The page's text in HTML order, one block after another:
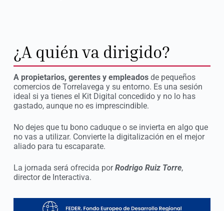
¿A quién va dirigido?
A propietarios, gerentes y empleadosde pequeños
comercios de Torrelavega y su entorno. Es una sesión
ideal si ya tienes el Kit Digital concedido y no lo has
gastado, aunque no es imprescindible.
No dejes que tu bono caduque o se invierta en algo que
no vas a utilizar. Convierte la digitalización en el mejor
aliado para tu escaparate.
La jornada será ofrecida porRodrigo Ruiz Torre,
director de Interactiva.